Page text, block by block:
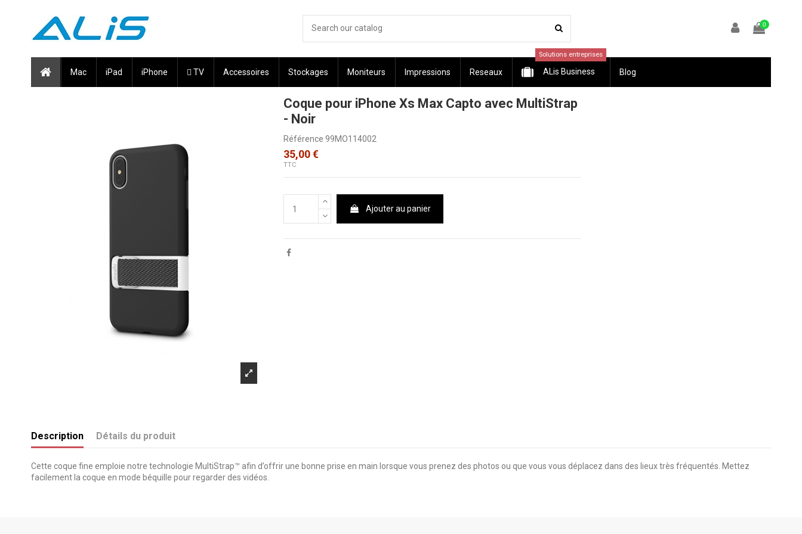
0
Mac iPad iPhone  TV Accessoires Stockages Moniteurs Impressions Reseaux ALis Business
Solutions entreprises
Blog
Coque pour iPhone Xs Max Capto avec MultiStrap
- Noir
Référence 99MO114002
35,00 €
TTC
Ajouter au panier
Description Détails du produit
Cette coque fine emploie notre technologie MultiStrap™ afin d’offrir une bonne prise en main lorsque vous prenez des photos ou que vous vous déplacez dans des lieux très fréquentés. Mettez
facilement la coque en mode béquille pour regarder des vidéos.